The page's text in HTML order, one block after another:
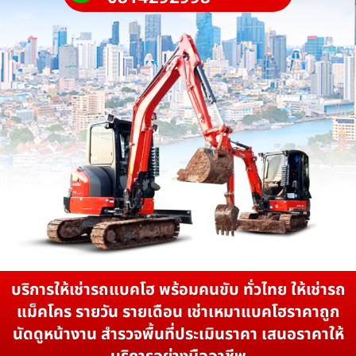
บริการให้เช่ารถแบคโฮ พร้อมคนขับ ทั่วไทย ให้เช่ารถ
แม็คโคร รายวัน รายเดือน เช่าเหมาแบคโฮราคาถูก
นัดดูหน้างาน สำรวจพื้นที่ประเมินราคา เสนอราคาให้